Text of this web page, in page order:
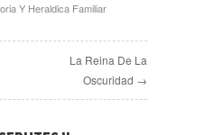
Y Heraldica Familiar
La Reina De La
Oscuridad →